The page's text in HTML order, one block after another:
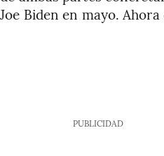
Biden en mayo.
PUBLICIDAD